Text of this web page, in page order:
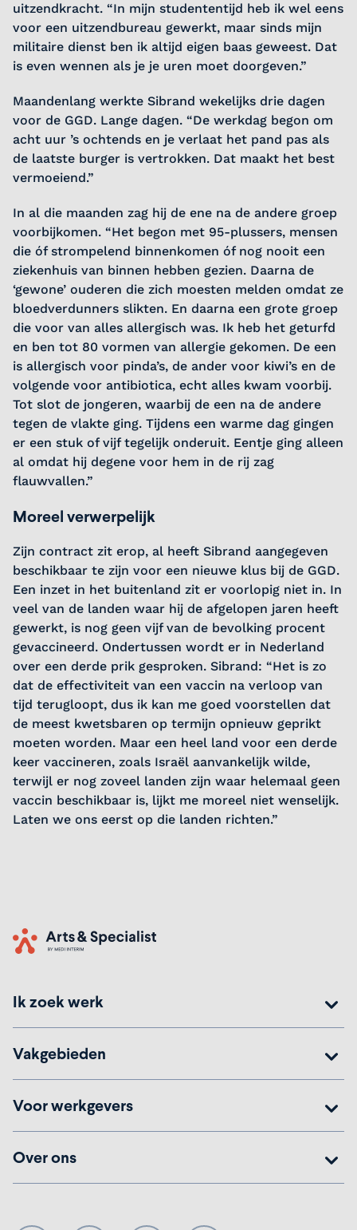
uitzendkracht. “In mijn studententijd heb ik wel eens
voor een uitzendbureau gewerkt, maar sinds mijn
militaire dienst ben ik altijd eigen baas geweest. Dat
is even wennen als je je uren moet doorgeven.”
Maandenlang werkte Sibrand wekelijks drie dagen
voor de GGD. Lange dagen. “De werkdag begon om
acht uur ’s ochtends en je verlaat het pand pas als
de laatste burger is vertrokken. Dat maakt het best
vermoeiend.”
In al die maanden zag hij de ene na de andere groep
voorbijkomen. “Het begon met 95-plussers, mensen
die óf strompelend binnenkomen óf nog nooit een
ziekenhuis van binnen hebben gezien. Daarna de
‘gewone’ ouderen die zich moesten melden omdat ze
bloedverdunners slikten. En daarna een grote groep
die voor van alles allergisch was. Ik heb het geturfd
en ben tot 80 vormen van allergie gekomen. De een
is allergisch voor pinda’s, de ander voor kiwi’s en de
volgende voor antibiotica, echt alles kwam voorbij.
Tot slot de jongeren, waarbij de een na de andere
tegen de vlakte ging. Tijdens een warme dag gingen
er een stuk of vijf tegelijk onderuit. Eentje ging alleen
al omdat hij degene voor hem in de rij zag
flauwvallen.”
Moreel verwerpelijk
Zijn contract zit erop, al heeft Sibrand aangegeven
beschikbaar te zijn voor een nieuwe klus bij de GGD.
Een inzet in het buitenland zit er voorlopig niet in. In
veel van de landen waar hij de afgelopen jaren heeft
gewerkt, is nog geen vijf van de bevolking procent
gevaccineerd. Ondertussen wordt er in Nederland
over een derde prik gesproken. Sibrand: “Het is zo
dat de effectiviteit van een vaccin na verloop van
tijd terugloopt, dus ik kan me goed voorstellen dat
de meest kwetsbaren op termijn opnieuw geprikt
moeten worden. Maar een heel land voor een derde
keer vaccineren, zoals Israël aanvankelijk wilde,
terwijl er nog zoveel landen zijn waar helemaal geen
vaccin beschikbaar is, lijkt me moreel niet wenselijk.
Laten we ons eerst op die landen richten.”
Home
Ik zoek werk
Vakgebieden
Voor werkgevers
Over ons